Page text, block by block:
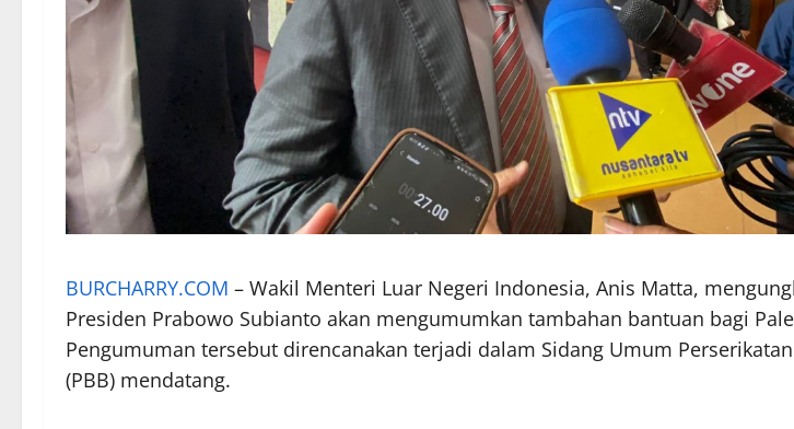
BURCHARRY.COM – Wakil Menteri Luar Negeri Indonesia, Anis Matta,
Presiden Prabowo Subianto akan mengumumkan tambahan bantuan bagi
Pengumuman tersebut direncanakan terjadi dalam Sidang Umum
(PBB) mendatang.